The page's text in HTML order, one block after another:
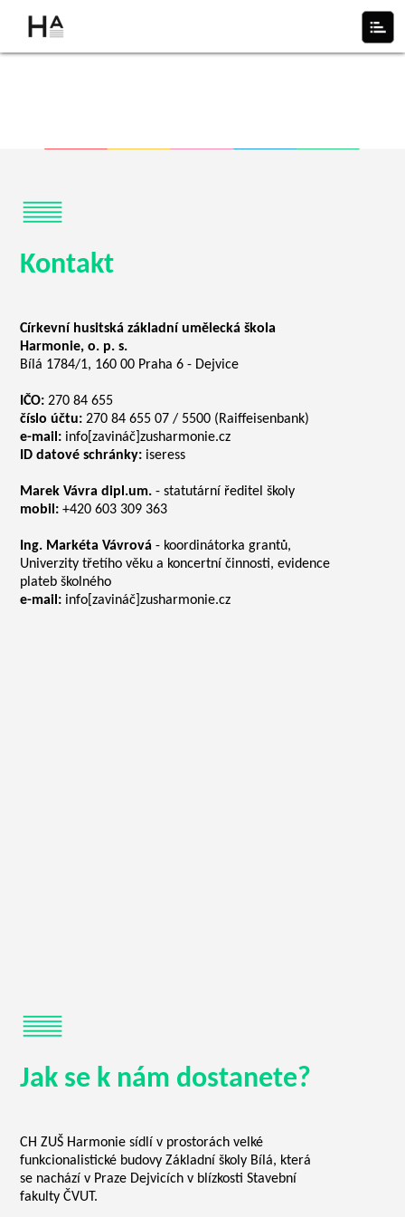
Kontakt
Církevní husitská základní umělecká škola
Harmonie, o. p. s.
Bílá 1784/1, 160 00 Praha 6 - Dejvice
IČO: 270 84 655
číslo účtu: 270 84 655 07 / 5500 (Raiffeisenbank)
e-mail: info[zavináč]zusharmonie.cz
ID datové schránky: iseress
Marek Vávra dipl.um. - statutární ředitel školy
mobil: +420 603 309 363
Ing. Markéta Vávrová - koordinátorka grantů,
Univerzity třetího věku a koncertní činnosti, evidence
plateb školného
e-mail: info[zavináč]zusharmonie.cz
Jak se k nám dostanete?
CH ZUŠ Harmonie sídlí v prostorách velké
funkcionalistické budovy Základní školy Bílá, která
se nachází v Praze Dejvicích v blízkosti Stavební
fakulty ČVUT.